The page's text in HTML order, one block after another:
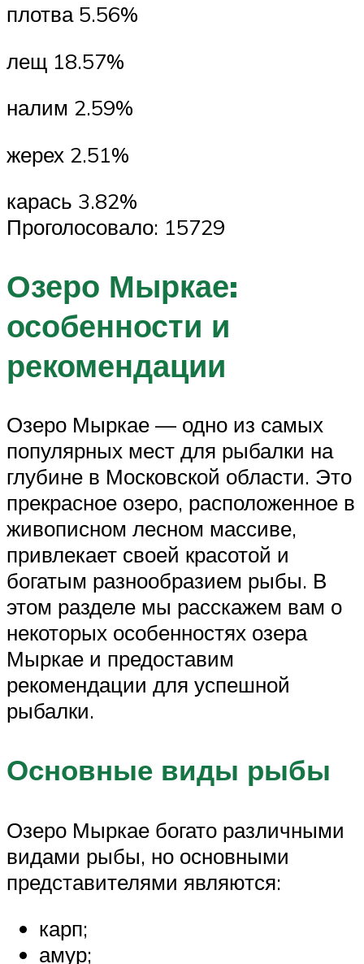
плотва 5.56%
лещ 18.57%
налим 2.59%
жерех 2.51%
карась 3.82%
Проголосовало: 15729
Озеро Мыркае:
особенности и
рекомендации
Озеро Мыркае — одно из самых
популярных мест для рыбалки на
глубине в Московской области. Это
прекрасное озеро, расположенное в
живописном лесном массиве,
привлекает своей красотой и
богатым разнообразием рыбы. В
этом разделе мы расскажем вам о
некоторых особенностях озера
Мыркае и предоставим
рекомендации для успешной
рыбалки.
Основные виды рыбы
Озеро Мыркае богато различными
видами рыбы, но основными
представителями являются:
карп;
амур;